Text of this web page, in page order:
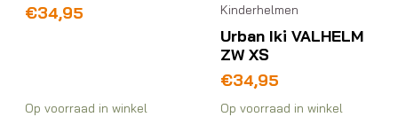
€34,95
Op voorraad in winkel
Kinderhelmen
Urban Iki VALHELM
ZW XS
€34,95
Op voorraad in winkel